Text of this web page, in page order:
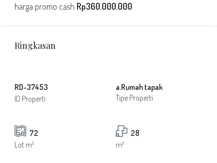
harga promo cash Rp360.000.000
Ringkasan
RD-37453
ID Properti
a.Rumah tapak
Tipe Properti
72
Lot m²
28
m²